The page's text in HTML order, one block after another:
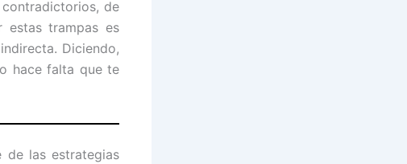
de
estas trampas es
Diciendo,
hace falta que te
de las estrategias